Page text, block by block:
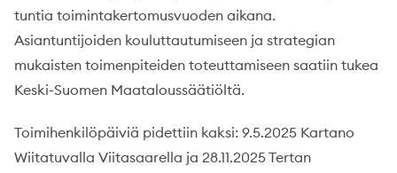
tuntia toimintakertomusvuoden aikana.
Asiantuntijoiden kouluttautumiseen ja strategian
mukaisten toimenpiteiden toteuttamiseen saatiin tukea
Keski-Suomen Maataloussäätiöltä.
Toimihenkilöpäiviä pidettiin kaksi: 9.5.2025 Kartano
Wiitatuvalla Viitasaarella ja 28.11.2025 Tertan